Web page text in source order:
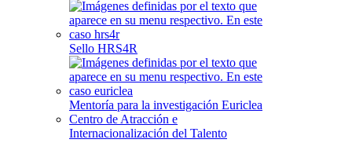
Sello HRS4R
Mentoría para la investigación Euriclea
Centro de Atracción e
Internacionalización del Talento